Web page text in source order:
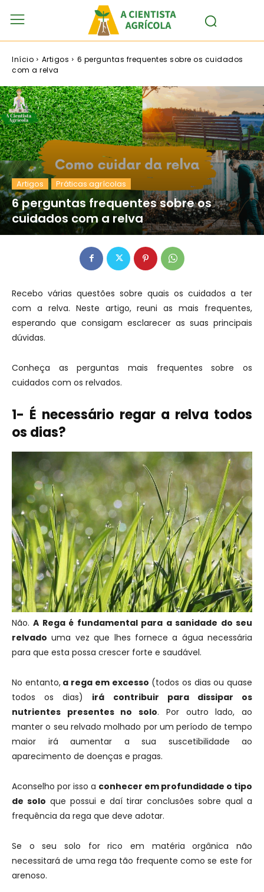
Início Artigos
6 perguntas frequentes sobre os cuidados
com a relva
Artigos Práticas agrícolas
6 perguntas frequentes sobre os
cuidados com a relva
Recebo várias questões sobre quais os cuidados a ter
com a relva. Neste artigo, reuni as mais frequentes,
esperando que consigam esclarecer as suas principais
dúvidas.
Conheça as perguntas mais frequentes sobre os
cuidados com os relvados.
1- É necessário regar a relva todos
os dias?
Não.A Rega é fundamental para a sanidade do seu
relvado uma vez que lhes fornece a água necessária
para que esta possa crescer forte e saudável.
No entanto,a rega em excesso (todos os dias ou quase
todos os dias) irá contribuir para dissipar os
nutrientes presentes no solo. Por outro lado, ao
manter o seu relvado molhado por um período de tempo
maior irá aumentar a sua suscetibilidade ao
aparecimento de doenças e pragas.
Aconselho por isso a conhecer em profundidade o tipo
de solo que possui e daí tirar conclusões sobre qual a
frequência da rega que deve adotar.
Se o seu solo for rico em matéria orgânica não
necessitará de uma rega tão frequente como se este for
arenoso.